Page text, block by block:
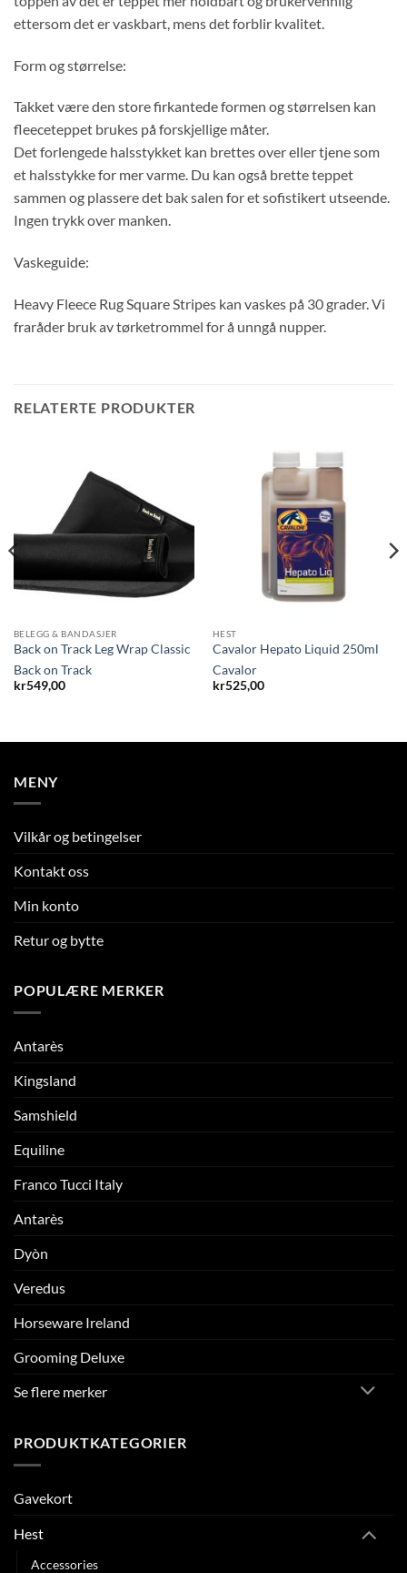
ettersom det er vaskbart, mens det forblir kvalitet.
Form og størrelse:
Takket være den store firkantede formen og størrelsen kan
fleeceteppet brukes på forskjellige måter.
Det forlengede halsstykket kan brettes over eller tjene som
et halsstykke for mer varme. Du kan også brette teppet
sammen og plassere det bak salen for et sofistikert utseende.
Ingen trykk over manken.
Vaskeguide:
Heavy Fleece Rug Square Stripes kan vaskes på 30 grader. Vi
fraråder bruk av tørketrommel for å unngå nupper.
RELATERTE PRODUKTER
BELEGG & BANDASJER
Back on Track Leg Wrap Classic
Back on Track
kr549,00
HEST
Cavalor Hepato Liquid 250ml
Cavalor
kr525,00
MENY
Vilkår og betingelser
Kontakt oss
Min konto
Retur og bytte
POPULÆRE MERKER
Antarès
Kingsland
Samshield
Equiline
Franco Tucci Italy
Antarès
Dyòn
Veredus
Horseware Ireland
Grooming Deluxe
Se flere merker
PRODUKTKATEGORIER
Gavekort
Hest
Accessories